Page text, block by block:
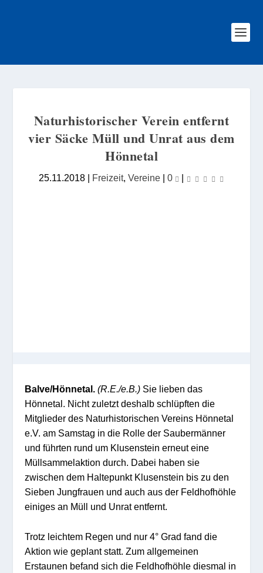
Naturhistorischer Verein entfernt
vier Säcke Müll und Unrat aus dem
Hönnetal
25.11.2018| Freizeit, Vereine| 0 |
Balve/Hönnetal. (R.E./e.B.) Sie lieben das
Hönnetal. Nicht zuletzt deshalb schlüpften die
Mitglieder des Naturhistorischen Vereins Hönnetal
e.V. am Samstag in die Rolle der Saubermänner
und führten rund um Klusenstein erneut eine
Müllsammelaktion durch. Dabei haben sie
zwischen dem Haltepunkt Klusenstein bis zu den
Sieben Jungfrauen und auch aus der Feldhofhöhle
einiges an Müll und Unrat entfernt.
Trotz leichtem Regen und nur 4° Grad fand die
Aktion wie geplant statt. Zum allgemeinen
Erstaunen befand sich die Feldhofhöhle diesmal in